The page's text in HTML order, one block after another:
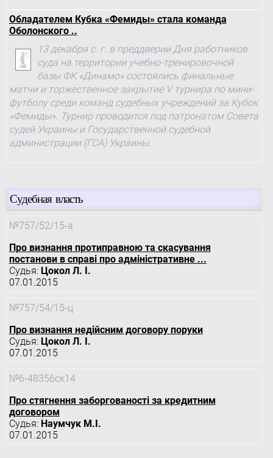
Обладателем Кубка «Фемиды» стала команда
Оболонского ..
13 декабря с. г. в преддверии Дня работников
суда на территории учебно-тренировочной
базы ФК «Динамо» состоялись финальные
матчи и торжественное закрытие V турнира по мини-
футболу среди команд судебных учреждений за Кубок
«Фемиды». Турнир проводится под патронатом Совета
судей Украины и Государственной судебной
администрации (ГСА) Украины.
Судебная власть
№757/52/15-а
Про визнання протиправною та скасування
постанови в справі про адміністративне ...
Судья: Цокол Л. І.
07.01.2015
№757/54/15-ц
Про визнання недійсним договору поруки
Судья: Цокол Л. І.
07.01.2015
№6-48356ск14
Про стягнення заборгованості за кредитним
договором
Судья: Наумчук М.І.
07.01.2015